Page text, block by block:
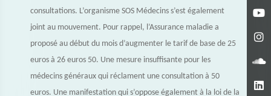
consultations. L’organisme SOS Médecins s’est également
joint au mouvement. Pour rappel, l’Assurance maladie a
proposé au début du mois d’augmenter le tarif de base de 25
euros à 26 euros 50. Une mesure insuffisante pour les
médecins généraux qui réclament une consultation à 50
euros. Une manifestation qui s’oppose également à la loi de la